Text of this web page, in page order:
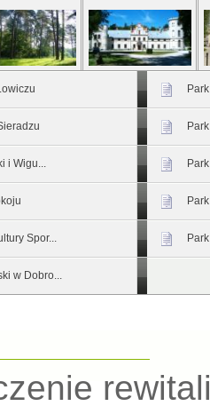
i Wigu...
Spor...
w Dobro...